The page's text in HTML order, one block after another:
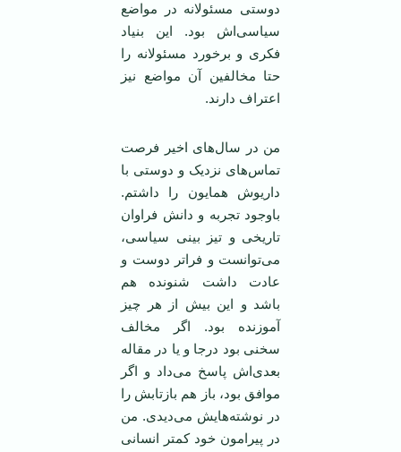
دوستی مسئولانه در مواضع
سیاسی‌اش بود. این بنیاد
فکری و برخورد مسئولانه را
حتا مخالفین آن مواضع نیز
اعتراف دارند.
من در سال‌های اخیر فرصت
تماس‌های نزدیک و دوستی با
داریوش همایون را داشتم.
باوجود تجربه و دانش فراوان
تاریخی و تیز بینی سیاسی،
می‌توانست و فرا‌تر دوست و
عادت داشت شنونده هم
باشد و این بیش از هر چیز
آموزنده بود. اگر مخالف
سخنی بود درجا و یا در مقاله
بعدی‌اش پاسخ می‌داد و اگر
موافق بود، باز هم بازتابش را
در نوشته‌هایش می‌دیدی. من
در پیرامون خود کمتر انسانی